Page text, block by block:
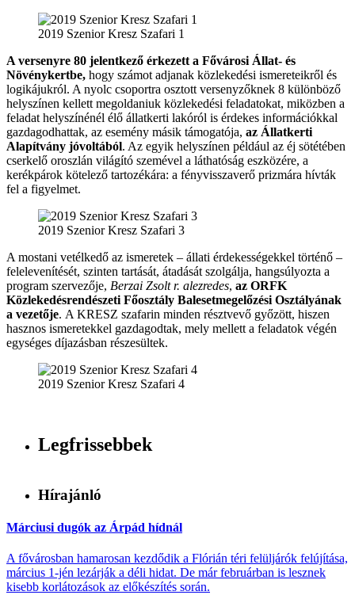
2019 Szenior Kresz Szafari 1
A versenyre 80 jelentkező érkezett a Fővárosi Állat- és
Növénykertbe, hogy számot adjanak közlekedési ismereteikről és
logikájukról. A nyolc csoportra osztott versenyzőknek 8 különböző
helyszínen kellett megoldaniuk közlekedési feladatokat, miközben a
feladat helyszínénél élő állatkerti lakóról is érdekes információkkal
gazdagodhattak, az esemény másik támogatója, az Állatkerti
Alapítvány jóvoltából. Az egyik helyszínen például az éj sötétében
cserkelő oroszlán világító szemével a láthatóság eszközére, a
kerékpárok kötelező tartozékára: a fényvisszaverő prizmára hívták
fel a figyelmet.
2019 Szenior Kresz Szafari 3
A mostani vetélkedő az ismeretek – állati érdekességekkel történő –
felelevenítését, szinten tartását, átadását szolgálja, hangsúlyozta a
program szervezője, Berzai Zsolt r. alezredes, az ORFK
Közlekedésrendészeti Főosztály Balesetmegelőzési Osztályának
a vezetője. A KRESZ szafarin minden résztvevő győzött, hiszen
hasznos ismeretekkel gazdagodtak, mely mellett a feladatok végén
egységes díjazásban részesültek.
2019 Szenior Kresz Szafari 4
Legfrissebbek
Hírajánló
Márciusi dugók az Árpád hídnál
A fővárosban hamarosan kezdődik a Flórián téri felüljárók felújítása,
március 1-jén lezárják a déli hidat. De már februárban is lesznek
kisebb korlátozások az előkészítés során.